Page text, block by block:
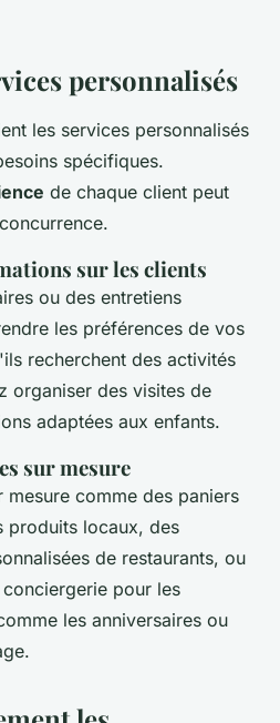
personnalisés
les services personnalisés
spécifiques.
de chaque client peut
sur les clients
ou des entretiens
les préférences de vos
recherchent des activités
organiser des visites de
adaptées aux enfants.
sur mesure
mesure comme des paniers
produits locaux, des
de restaurants, ou
pour les
les anniversaires ou